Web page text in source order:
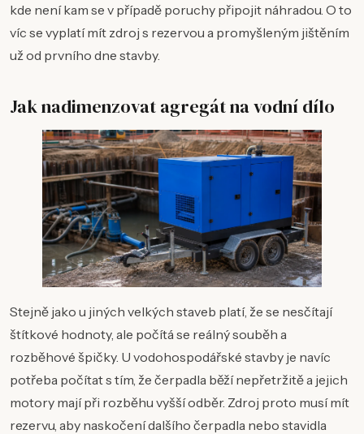
kde není kam se v případě poruchy připojit náhradou. O to
víc se vyplatí mít zdroj s rezervou a promyšleným jištěním
už od prvního dne stavby.
Jak nadimenzovat agregát na vodní dílo
Stejně jako u jiných velkých staveb platí, že se nesčítají
štítkové hodnoty, ale počítá se reálný souběh a
rozběhové špičky. U vodohospodářské stavby je navíc
potřeba počítat s tím, že čerpadla běží nepřetržitě a jejich
motory mají při rozběhu vyšší odběr. Zdroj proto musí mít
rezervu, aby naskočení dalšího čerpadla nebo stavidla